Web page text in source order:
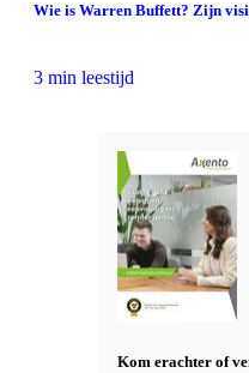
Wie is Warren Buffett? Zijn
3 min leestijd
Kom erachter of